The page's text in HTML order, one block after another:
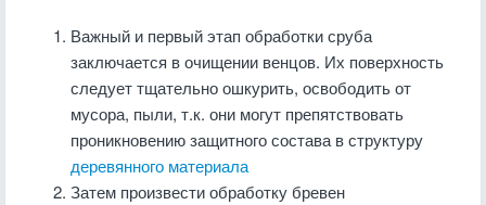
Важный и первый этап обработки сруба
заключается в очищении венцов. Их поверхность
следует тщательно ошкурить, освободить от
мусора, пыли, т.к. они могут препятствовать
проникновению защитного состава в структуру
деревянного материала
Затем произвести обработку бревен